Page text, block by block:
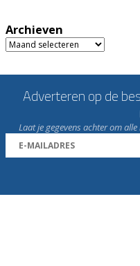
Archieven
Archieven
Adverteren op de
Laat je gegevens achter om
Word nu lid